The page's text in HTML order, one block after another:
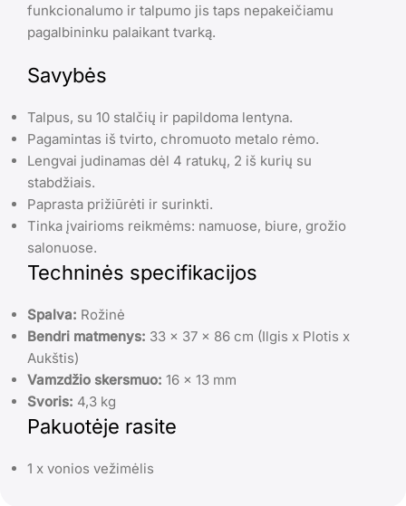
funkcionalumo ir talpumo jis taps nepakeičiamu
pagalbininku palaikant tvarką.
Savybės
Talpus, su 10 stalčių ir papildoma lentyna.
Pagamintas iš tvirto, chromuoto metalo rėmo.
Lengvai judinamas dėl 4 ratukų, 2 iš kurių su
stabdžiais.
Paprasta prižiūrėti ir surinkti.
Tinka įvairioms reikmėms: namuose, biure, grožio
salonuose.
Techninės specifikacijos
Spalva: Rožinė
Bendri matmenys: 33 x 37 x 86 cm (Ilgis x Plotis x
Aukštis)
Vamzdžio skersmuo: 16 x 13 mm
Svoris: 4,3 kg
Pakuotėje rasite
1 x vonios vežimėlis